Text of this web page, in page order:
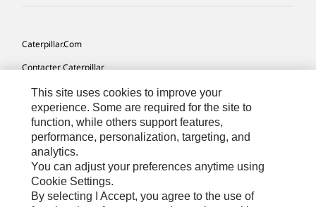
Caterpillar.com
Contacter Caterpillar
Mes Préférences Marketing
Plan Du Site
Cookie Settings
Légales
Confidentialité
This site uses cookies to improve your
experience. Some are required for the site to
function, while others support features,
performance, personalization, targeting, and
analytics.
You can adjust your preferences anytime using
Cookie Settings.
By selecting I Accept, you agree to the use of